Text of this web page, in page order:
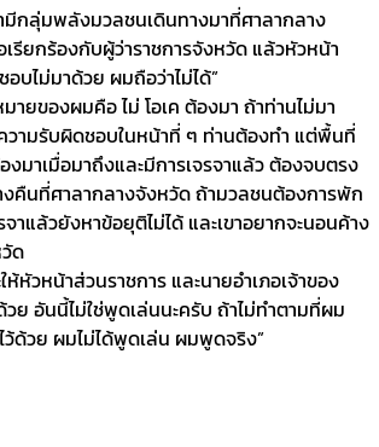
กลุ่มพลังมวลชนเดินทางมาที่ศาลากลาง
รียกร้องกับผู้ว่าราชการจังหวัด แล้วหัวหน้า
บไม่มาด้วย ผมถือว่าไม่ได้”
มายของผมคือ ไม่ โอเค ต้องมา ถ้าท่านไม่มา
วามรับผิดชอบในหน้าที่ ๆ ท่านต้องทำ แต่พื้นที่
งมาเมื่อมาถึงและมีการเจรจาแล้ว ต้องจบตรง
งคืนที่ศาลากลางจังหวัด ถ้ามวลชนต้องการพัก
าแล้วยังหาข้อยุติไม่ได้ และเขาอยากจะนอนค้าง
ด
หัวหน้าส่วนราชการ และนายอำเภอเจ้าของ
ย อันนี้ไม่ใช่พูดเล่นนะครับ ถ้าไม่ทำตามที่ผม
ด้วย ผมไม่ได้พูดเล่น ผมพูดจริง”